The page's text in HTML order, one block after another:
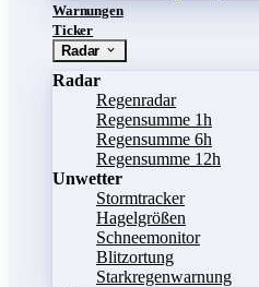
Warnungen
Ticker
Radar
Radar
Regenradar
Regensumme 1h
Regensumme 6h
Regensumme 12h
Unwetter
Stormtracker
Hagelgrößen
Schneemonitor
Blitzortung
Starkregenwarnung